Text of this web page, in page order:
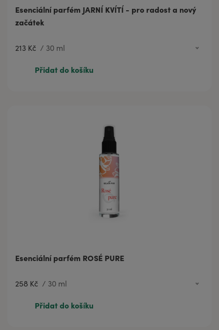
Esenciální parfém JARNÍ KVÍTÍ - pro radost a nový
začátek
213 Kč / 30 ml
60 Kč
3 ml
Přidat do košíku
Esenciální parfém ROSÉ PURE
258 Kč / 30 ml
61 Kč
3 ml
Přidat do košíku